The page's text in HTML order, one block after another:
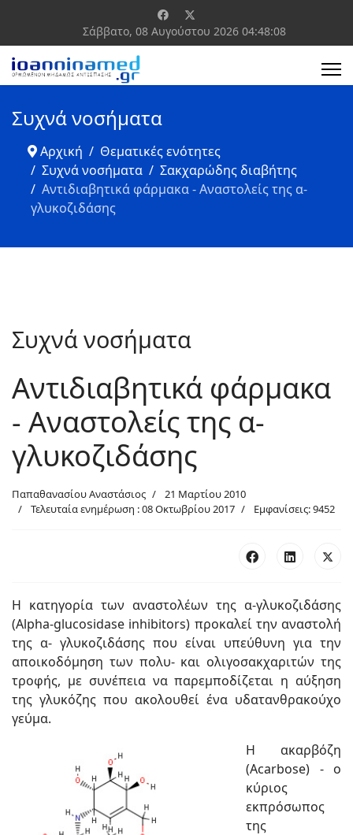
Σάββατο, 08 Αυγούστου 2026 04:48:08
Συχνά νοσήματα
Αρχική
Θεματικές ενότητες
Συχνά νοσήματα
Σακχαρώδης διαβήτης
Αντιδιαβητικά φάρμακα - Αναστολείς της α-
γλυκοζιδάσης
Συχνά νοσήματα
Αντιδιαβητικά φάρμακα
- Αναστολείς της α-
γλυκοζιδάσης
Παπαθανασίου Αναστάσιος
21 Μαρτίου 2010
Τελευταία ενημέρωση : 08 Οκτωβρίου 2017
Εμφανίσεις: 9452
Η κατηγορία των αναστολέων της α-γλυκοζιδάσης
(Alpha-glucosidase inhibitors) προκαλεί την αναστολή
της α- γλυκοζιδάσης που είναι υπεύθυνη για την
αποικοδόμηση των πολυ- και ολιγοσακχαριτών της
τροφής, με συνέπεια να παρεμποδίζεται η αύξηση
της γλυκόζης που ακολουθεί ένα υδατανθρακούχο
γεύμα.
Η ακαρβόζη
(Acarbose) - ο
κύριος
εκπρόσωπος
της